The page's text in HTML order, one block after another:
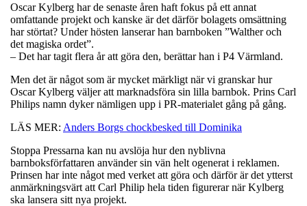
Oscar Kylberg har de senaste åren haft fokus på ett annat
omfattande projekt och kanske är det därför bolagets omsättning
har störtat? Under hösten lanserar han barnboken ”Walther och
det magiska ordet”.
– Det har tagit flera år att göra den, berättar han i P4 Värmland.
Men det är något som är mycket märkligt när vi granskar hur
Oscar Kylberg väljer att marknadsföra sin lilla barnbok. Prins Carl
Philips namn dyker nämligen upp i PR-materialet gång på gång.
LÄS MER: Anders Borgs chockbesked till Dominika
Stoppa Pressarna kan nu avslöja hur den nyblivna
barnboksförfattaren använder sin vän helt ogenerat i reklamen.
Prinsen har inte något med verket att göra och därför är det ytterst
anmärkningsvärt att Carl Philip hela tiden figurerar när Kylberg
ska lansera sitt nya projekt.